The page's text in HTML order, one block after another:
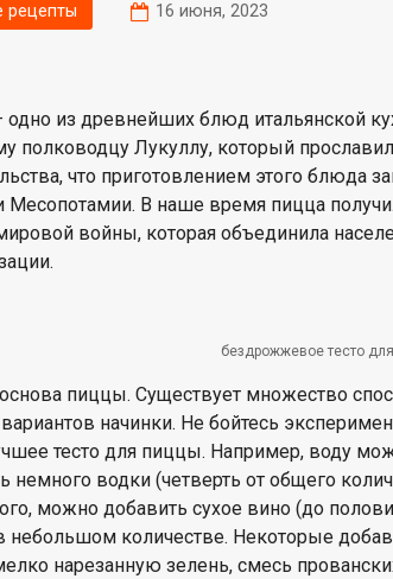
рецепты 16 июня, 2023
из древнейших блюд итальянской
полководцу Лукуллу, который
что приготовлением этого блюда
Месопотамии. В наше время пицца
войны, которая объединила
бездрожжевое тесто
пиццы. Существует множество
начинки. Не бойтесь
тесто для пиццы. Например, воду
немного водки (четверть от общего
можно добавить сухое вино (до
небольшом количестве. Некоторые
нарезанную зелень, смесь